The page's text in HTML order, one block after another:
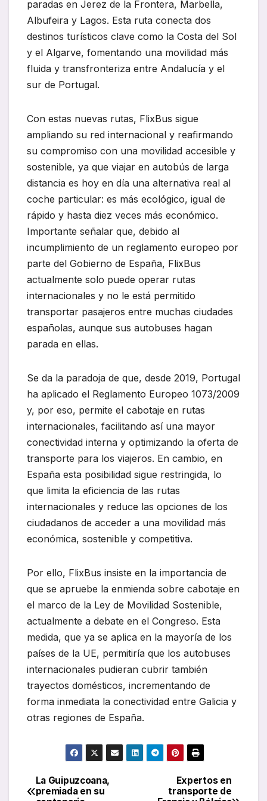
paradas en Jerez de la Frontera, Marbella,
Albufeira y Lagos. Esta ruta conecta dos
destinos turísticos clave como la Costa del Sol
y el Algarve, fomentando una movilidad más
fluida y transfronteriza entre Andalucía y el
sur de Portugal.
Con estas nuevas rutas, FlixBus sigue
ampliando su red internacional y reafirmando
su compromiso con una movilidad accesible y
sostenible, ya que viajar en autobús de larga
distancia es hoy en día una alternativa real al
coche particular: es más ecológico, igual de
rápido y hasta diez veces más económico.
Importante señalar que, debido al
incumplimiento de un reglamento europeo por
parte del Gobierno de España, FlixBus
actualmente solo puede operar rutas
internacionales y no le está permitido
transportar pasajeros entre muchas ciudades
españolas, aunque sus autobuses hagan
parada en ellas.
Se da la paradoja de que, desde 2019, Portugal
ha aplicado el Reglamento Europeo 1073/2009
y, por eso, permite el cabotaje en rutas
internacionales, facilitando así una mayor
conectividad interna y optimizando la oferta de
transporte para los viajeros. En cambio, en
España esta posibilidad sigue restringida, lo
que limita la eficiencia de las rutas
internacionales y reduce las opciones de los
ciudadanos de acceder a una movilidad más
económica, sostenible y competitiva.
Por ello, FlixBus insiste en la importancia de
que se apruebe la enmienda sobre cabotaje en
el marco de la Ley de Movilidad Sostenible,
actualmente a debate en el Congreso. Esta
medida, que ya se aplica en la mayoría de los
países de la UE, permitiría que los autobuses
internacionales pudieran cubrir también
trayectos domésticos, incrementando de
forma inmediata la conectividad entre Galicia y
otras regiones de España.
Navegación
Expertos en
transporte de
La Guipuzcoana,
premiada en su